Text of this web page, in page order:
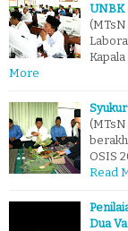
UNBK
More
OSIS
Read
Dua